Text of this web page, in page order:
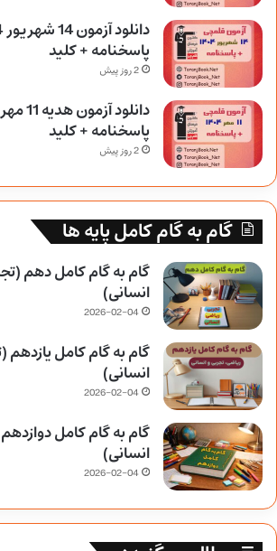
پاسخنامه + کلید
2 روز پیش
پاسخنامه + کلید
2 روز پیش
گام به گام کامل پایه ها
گام به گام کامل دهم
انسانی)
2026-02-04
گام به گام کامل یازدهم
انسانی)
2026-02-04
گام به گام کامل
انسانی)
2026-02-04